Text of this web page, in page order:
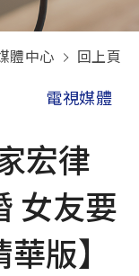
體中心 回上頁
電視媒體
宏律
女友要
版】